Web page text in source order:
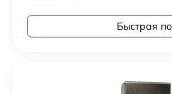
Быстрая